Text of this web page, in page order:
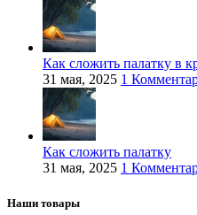
Как сложить палатку в
31 мая, 2025 1
Как сложить палатку
31 мая, 2025 1
Наши товары